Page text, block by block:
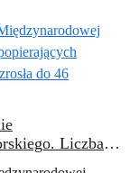
Liczba